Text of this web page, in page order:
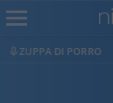
ZUPPA DI PORRO